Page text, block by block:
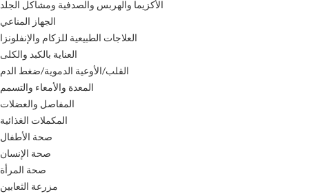
الأكزيما والهربس والصدفية ومشاكل الجلد
الجهاز المناعي
العلاجات الطبيعية للزكام والإنفلونزا
العناية بالكبد والكلى
القلب/الأوعية الدموية/ضغط الدم
المعدة والأمعاء والتسمم
المفاصل والعضلات
المكملات الغذائية
صحة الأطفال
صحة الإنسان
صحة المرأة
مزرعة الثعابين